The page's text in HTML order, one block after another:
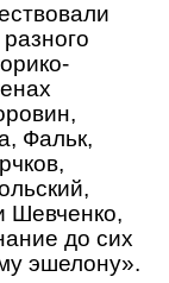
Фальк,
Шевченко,
до сих
эшелону».